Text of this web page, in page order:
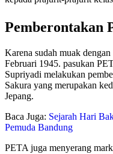
Pemberontakan
Karena sudah muak
Februari 1945. pasukan
Supriyadi melakukan
Sakura yang merupakan
Jepang.
Baca Juga: Sejarah Hari
Pemuda Bandung
PETA juga menyerang